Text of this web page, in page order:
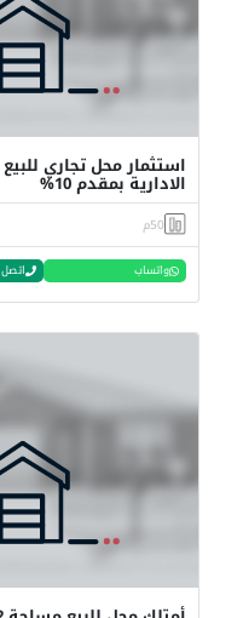
الادارية بمقدم 10%
50م
واتساب اتصل